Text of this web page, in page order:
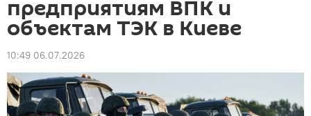
предприятиям ВПК и
объектам ТЭК в Киеве
10:49 06.07.2026